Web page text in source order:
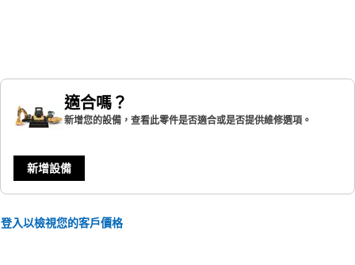
適合嗎？
新增您的設備，查看此零件是否適合或是否提供維修選項。
新增設備
登入以檢視您的客戶價格